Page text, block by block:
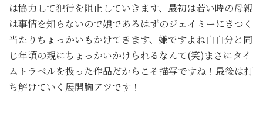
は協力して犯行を阻止していきます、最初は若い時の母親
は事情を知らないので娘であるはずのジェイミーにきつく
当たりちょっかいもかけてきます、嫌ですよね自自分と同
じ年頃の親にちょっかいかけられるなんて(笑)まさにタイ
ムトラベルを扱った作品だからこそ描写ですね！最後は打
ち解けていく展開胸アツです！